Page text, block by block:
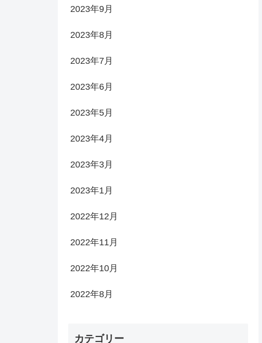
2023年9月
2023年8月
2023年7月
2023年6月
2023年5月
2023年4月
2023年3月
2023年1月
2022年12月
2022年11月
2022年10月
2022年8月
カテゴリー